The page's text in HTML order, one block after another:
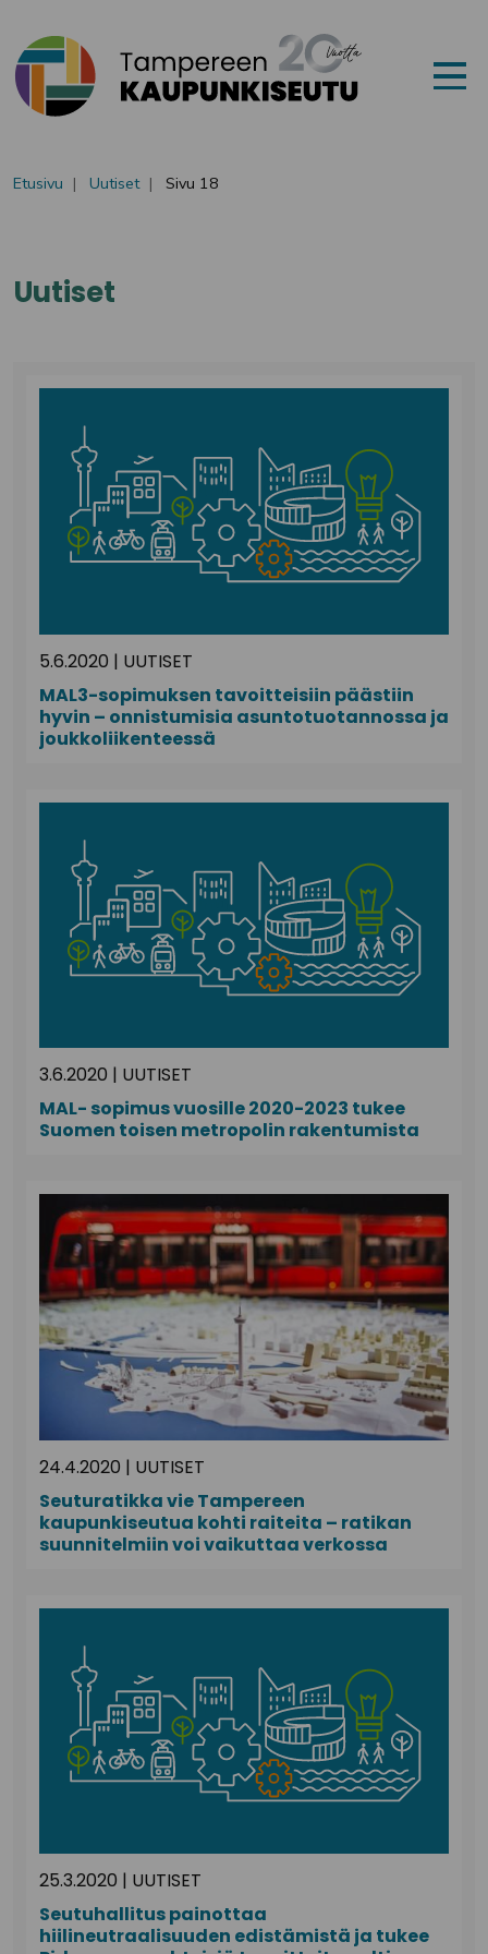
Etusivu Uutiset Sivu 18
Kategoria:
Uutiset
5.6.2020 | UUTISET
MAL3-sopimuksen tavoitteisiin päästiin
hyvin – onnistumisia asuntotuotannossa ja
joukkoliikenteessä
3.6.2020 | UUTISET
MAL- sopimus vuosille 2020-2023 tukee
Suomen toisen metropolin rakentumista
24.4.2020 | UUTISET
Seuturatikka vie Tampereen
kaupunkiseutua kohti raiteita – ratikan
suunnitelmiin voi vaikuttaa verkossa
25.3.2020 | UUTISET
Seutuhallitus painottaa
hiilineutraalisuuden edistämistä ja tukee